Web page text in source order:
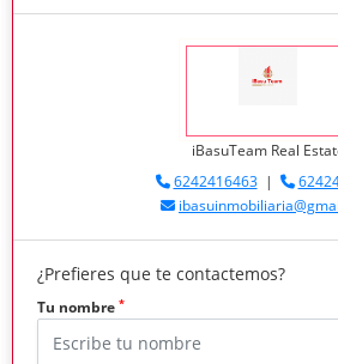
iBasuTeam Real
6242416463|
¿Prefieres que te contactemos?
Tu nombre *